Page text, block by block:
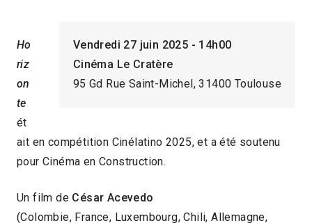
Vendredi 27 juin 2025 - 14h00
Cinéma Le Cratère
95 Gd Rue Saint-Michel, 31400 Toulouse
Ho
riz
on
te
ét
ait en compétition Cinélatino 2025, et a été soutenu
pour Cinéma en Construction.
Un film de César Acevedo
(Colombie, France, Luxembourg, Chili, Allemagne,